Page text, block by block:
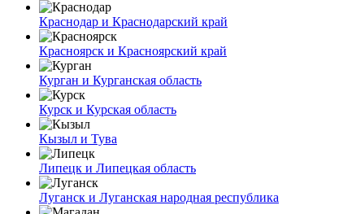
Краснодар и Краснодарский край
Красноярск и Красноярский край
Курган и Курганская область
Курск и Курская область
Кызыл и Тува
Липецк и Липецкая область
Луганск и Луганская народная республика